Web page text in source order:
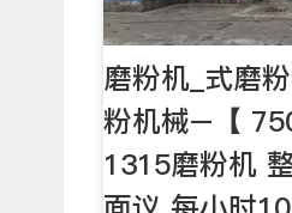
磨粉机_式磨
粉机械–【
1315磨粉机